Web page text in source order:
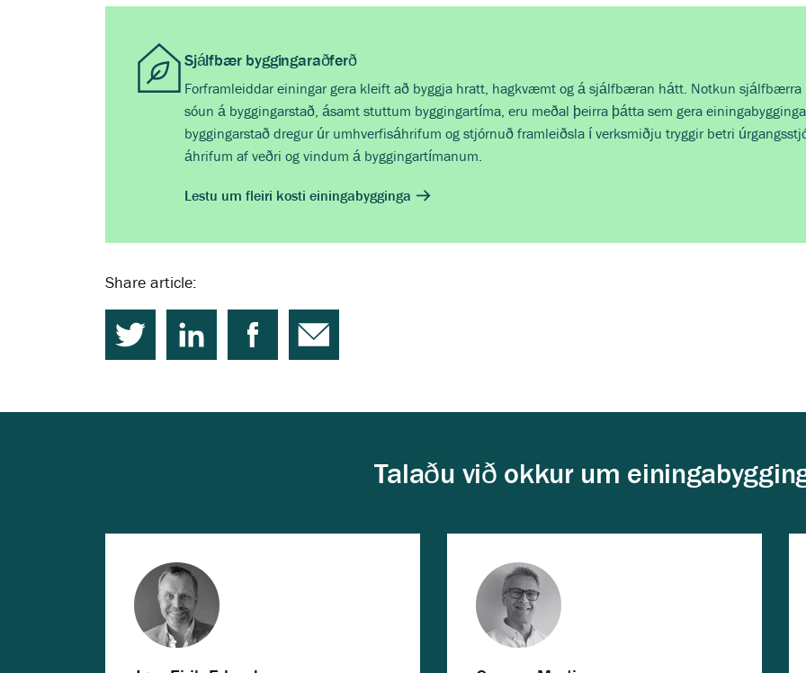
Sjálfbær byggingaraðferð
Forframleiddar einingar gera kleift að byggja hratt, hagkvæmt og á sjálfbæran hátt. Notkun sjálfbærra
sóun á byggingarstað, ásamt stuttum byggingartíma, eru meðal þeirra þátta sem gera
byggingarstað dregur úr umhverfisáhrifum og stjórnuð framleiðsla í verksmiðju tryggir betri
áhrifum af veðri og vindum á byggingartímanum.
Lestu um fleiri kosti einingabygginga
Share article:
Talaðu við okkur um